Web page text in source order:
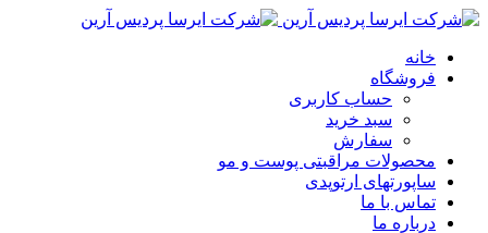
خانه
فروشگاه
حساب کاربری
سبد خرید
سفارش
محصولات مراقبتی پوست و مو
ساپورتهای ارتوپدی
تماس با ما
درباره ما